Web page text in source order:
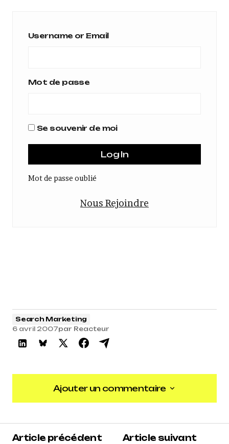
Username or Email
Mot de passe
Se souvenir de moi
Mot de passe oublié
Nous Rejoindre
Search Marketing
6 avril 2007par Reacteur
Ajouter un commentaire
Ajouter un commentaire
Article précédent
Article suivant